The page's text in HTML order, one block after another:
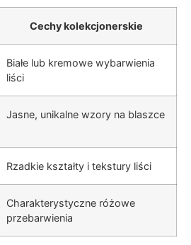
Cechy kolekcjonerskie
Białe lub kremowe wybarwienia
liści
Jasne, unikalne wzory na blaszce
Rzadkie kształty i tekstury liści
Charakterystyczne różowe
przebarwienia